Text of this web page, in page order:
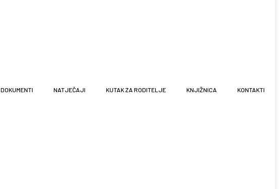
DOKUMENTI NATJEČAJI KUTAK ZA RODITELJE KNJIŽNICA KONTAKTI